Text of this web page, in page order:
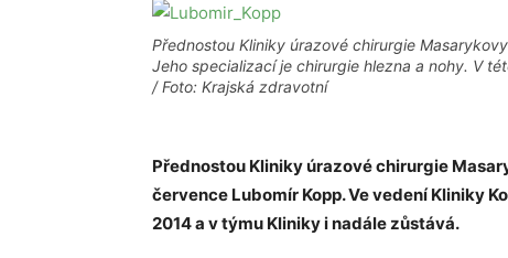
Přednostou Kliniky úrazové chirurgie
Jeho specializací je chirurgie hlezna a nohy. V
/ Foto: Krajská zdravotní
Přednostou Kliniky úrazové chirurgie
července Lubomír Kopp. Ve vedení Kliniky
2014 a v týmu Kliniky i nadále zůstává.